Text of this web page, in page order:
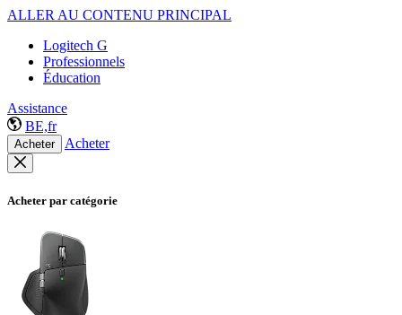
ALLER AU CONTENU PRINCIPAL
Logitech G
Professionnels
Éducation
Assistance
BE,fr
Acheter Acheter
Acheter par catégorie